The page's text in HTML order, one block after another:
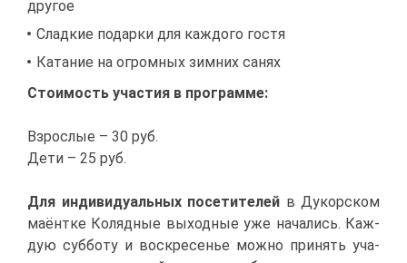
дру­гое
Слад­кие по­дар­ки для каж­до­го го­стя
Ка­та­ние на огром­ных зим­них са­нях
Сто­и­мость уча­стия в про­грам­ме:
Взрос­лые – 30 руб.
Де­ти – 25 руб.
Для ин­ди­ви­ду­аль­ных по­се­ти­те­лей в Ду­кор­ском
ма­ёнт­ке Ко­ляд­ные вы­ход­ные уже на­ча­лись. Каж­
дую суб­бо­ту и вос­кре­се­нье мож­но при­нять уча­